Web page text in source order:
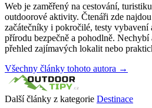
Web je zaměřený na cestování,
outdoorové aktivity. Čtenáři zde
začátečníky i pokročilé, testy vybavení
přírodu bezpečně a pohodlně.
přehled zajímavých lokalit nebo
Všechny články tohoto autora →
Další články z kategorie Destinace